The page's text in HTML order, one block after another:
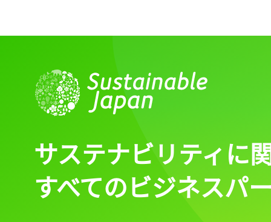
サステナビリティに
すべてのビジネスパ